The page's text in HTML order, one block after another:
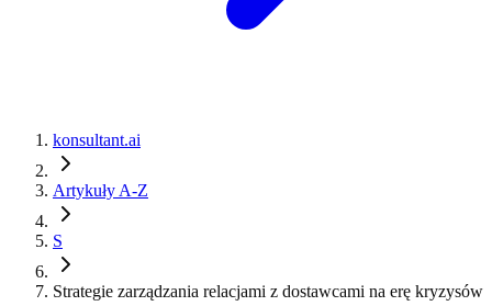
konsultant.ai
Artykuły A-Z
S
Strategie zarządzania relacjami z dostawcami na erę kryzysów